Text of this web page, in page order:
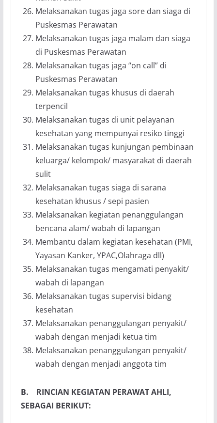
Melaksanakan tugas jaga sore dan siaga di
Puskesmas Perawatan
Melaksanakan tugas jaga malam dan siaga
di Puskesmas Perawatan
Melaksanakan tugas jaga “on call” di
Puskesmas Perawatan
Melaksanakan tugas khusus di daerah
terpencil
Melaksanakan tugas di unit pelayanan
kesehatan yang mempunyai resiko tinggi
Melaksanakan tugas kunjungan pembinaan
keluarga/ kelompok/ masyarakat di daerah
sulit
Melaksanakan tugas siaga di sarana
kesehatan khusus / sepi pasien
Melaksanakan kegiatan penanggulangan
bencana alam/ wabah di lapangan
Membantu dalam kegiatan kesehatan (PMI,
Yayasan Kanker, YPAC,Olahraga dll)
Melaksanakan tugas mengamati penyakit/
wabah di lapangan
Melaksanakan tugas supervisi bidang
kesehatan
Melaksanakan penanggulangan penyakit/
wabah dengan menjadi ketua tim
Melaksanakan penanggulangan penyakit/
wabah dengan menjadi anggota tim
B. RINCIAN KEGIATAN PERAWAT AHLI,
SEBAGAI BERIKUT: